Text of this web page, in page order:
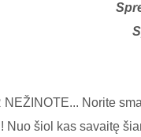
NEŽINOTE... Norite
Nuo šiol kas savaitę